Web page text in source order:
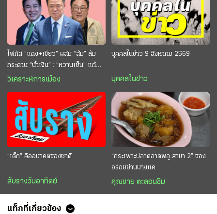
โฟกัส “แดง+เขียว” ผสม “ส้ม” ล้ม
กระดาน “นํ้าเงิน” : “หวานเย็น” แก้
กระหาย “อนุทิน” ดักตีกินสบาย
วิเคราะห์การเมือง
บุคคลในข่าว 9 สิงหาคม 2569
บุคคลในข่าว
“เด็ก” คืออนาคตของชาติ
สับรางวันอาทิตย์
“กระเพาะปลาตลาดพลู สาขา 2” ของ
อร่อยย่านบางแค
คุณชาย ตะลอนชิม
แท็กที่เกี่ยวข้อง